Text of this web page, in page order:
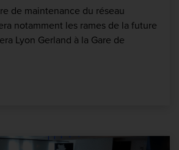
de maintenance du réseau
notamment les rames de la future
Lyon Gerland à la Gare de